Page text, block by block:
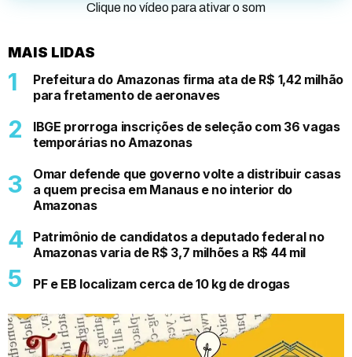
Clique no vídeo para ativar o som
MAIS LIDAS
Prefeitura do Amazonas firma ata de R$ 1,42 milhão
para fretamento de aeronaves
IBGE prorroga inscrições de seleção com 36 vagas
temporárias no Amazonas
Omar defende que governo volte a distribuir casas
a quem precisa em Manaus e no interior do
Amazonas
Patrimônio de candidatos a deputado federal no
Amazonas varia de R$ 3,7 milhões a R$ 44 mil
PF e EB localizam cerca de 10 kg de drogas